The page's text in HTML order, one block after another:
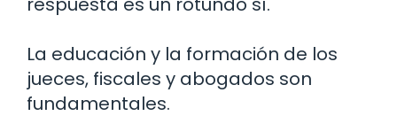
La educación y la formación de los
jueces, fiscales y abogados son
fundamentales.